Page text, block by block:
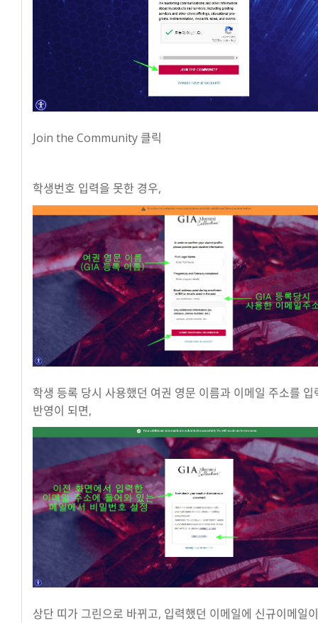
Join the Community 클릭
학생번호 입력을 못한 경우,
학생 등록 당시 사용했던 여권 영문 이름과 이메일 주소를 입
반영이 되면,
상단 띠가 그린으로 바뀌고, 입력했던 이메일에 신규이메일